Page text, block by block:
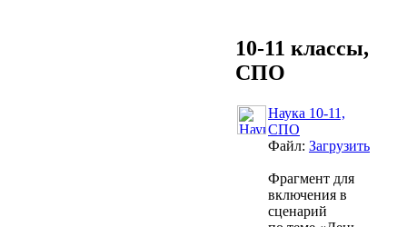
10-11 классы,
СПО
Наука 10-11,
СПО
Файл: Загрузить
Фрагмент для
включения в
сценарий